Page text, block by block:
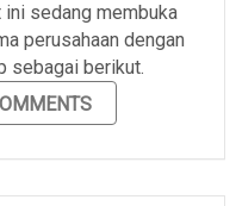
sedang membuka
perusahaan dengan
sebagai berikut.